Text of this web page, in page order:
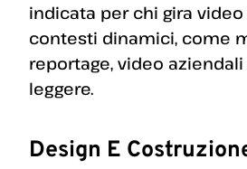
indicata per chi gira
contesti dinamici, come
reportage, video
leggere.
Design E